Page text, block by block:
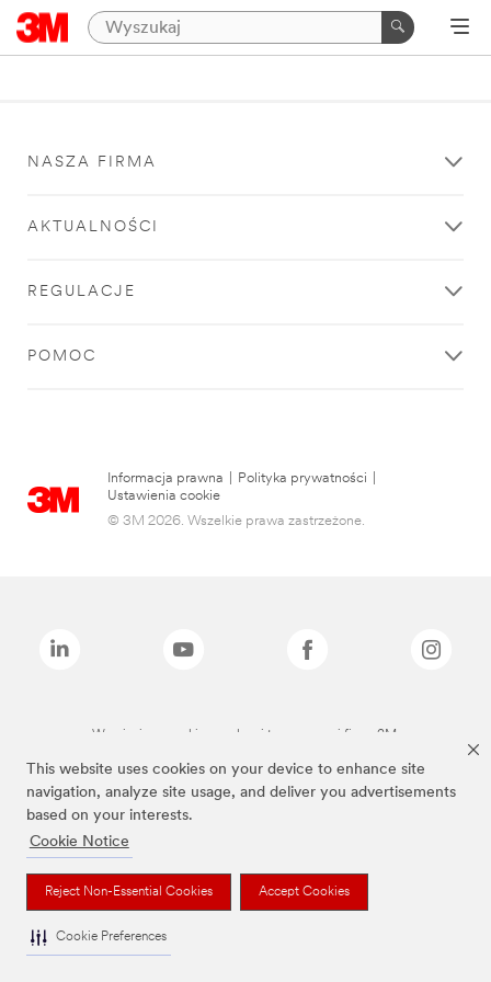
This website uses cookies on your device to enhance site
navigation, analyze site usage, and deliver you advertisements
based on your interests.
Cookie Notice
Reject Non-Essential Cookies Accept Cookies
Cookie Preferences
NASZA FIRMA
AKTUALNOŚCI
REGULACJE
POMOC
Informacja prawna Polityka prywatności
Ustawienia cookie
© 3M 2026. Wszelkie prawa zastrzeżone.
Wymienione marki są znakami towarowymi firmy 3M.